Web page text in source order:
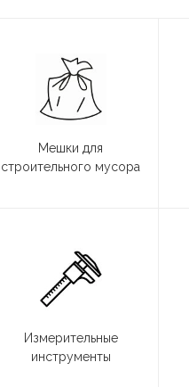
Мешки для
строительного мусора
Измерительные
инструменты